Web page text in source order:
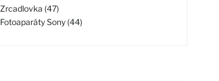
Zrcadlovka (47)
Fotoaparáty Sony (44)